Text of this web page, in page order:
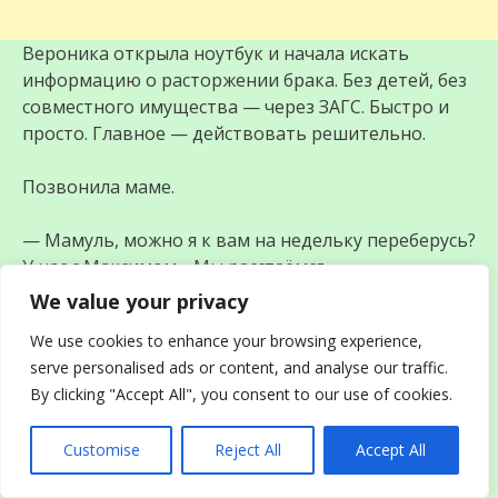
We value your privacy
We use cookies to enhance your browsing experience,
serve personalised ads or content, and analyse our traffic.
By clicking "Accept All", you consent to our use of cookies.
Customise Reject All Accept All
Вероника открыла ноутбук и начала искать
информацию о расторжении брака. Без детей, без
совместного имущества — через ЗАГС. Быстро и
просто. Главное — действовать решительно.
Позвонила маме.
— Мамуль, можно я к вам на недельку переберусь?
У нас с Максимом… Мы расстаёмся.
— Что?! Доченька, что случилось?
Вероника коротко изложила ситуацию. Мама
слушала молча, лишь изредка ахая.
— Приезжай немедленно, — сказала она, когда
дочь закончила рассказ. — Папа сейчас заберёт